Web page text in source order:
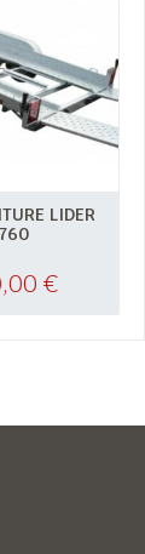
LIDER
€